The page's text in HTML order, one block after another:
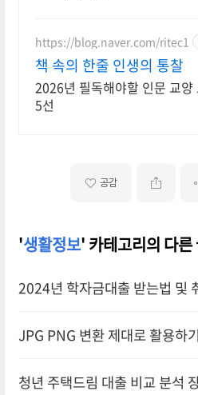
https://blog.naver.com/ritec1
책 속의 한줄 인생의 통찰
2026년 필독해야할 인문 교양
5선
공감
'생활정보' 카테고리의 다른
2024년 학자금대출 받는법 및
JPG PNG 변환 제대로 활용하
청년 주택드림 대출 비교 분석